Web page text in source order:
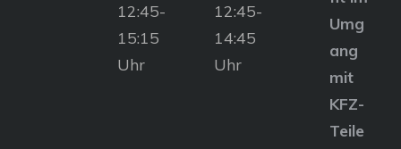
12:45-
15:15
Uhr
12:45-
14:45
Uhr
Umg
ang
mit
KFZ-
Teile